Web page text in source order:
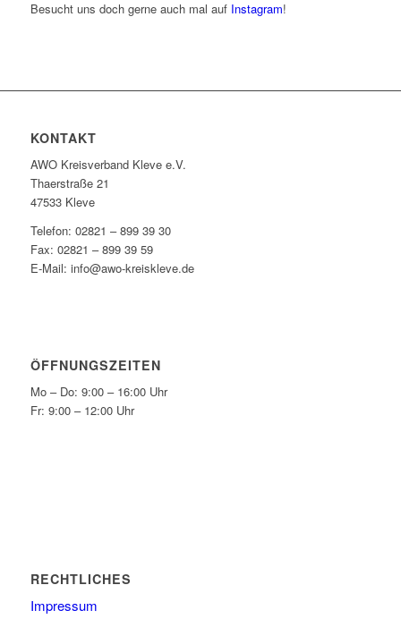
Besucht uns doch gerne auch mal auf Instagram!
KONTAKT
AWO Kreisverband Kleve e.V.
Thaerstraße 21
47533 Kleve
Telefon: 02821 – 899 39 30
Fax: 02821 – 899 39 59
E-Mail: info@awo-kreiskleve.de
ÖFFNUNGSZEITEN
Mo – Do: 9:00 – 16:00 Uhr
Fr: 9:00 – 12:00 Uhr
RECHTLICHES
Impressum